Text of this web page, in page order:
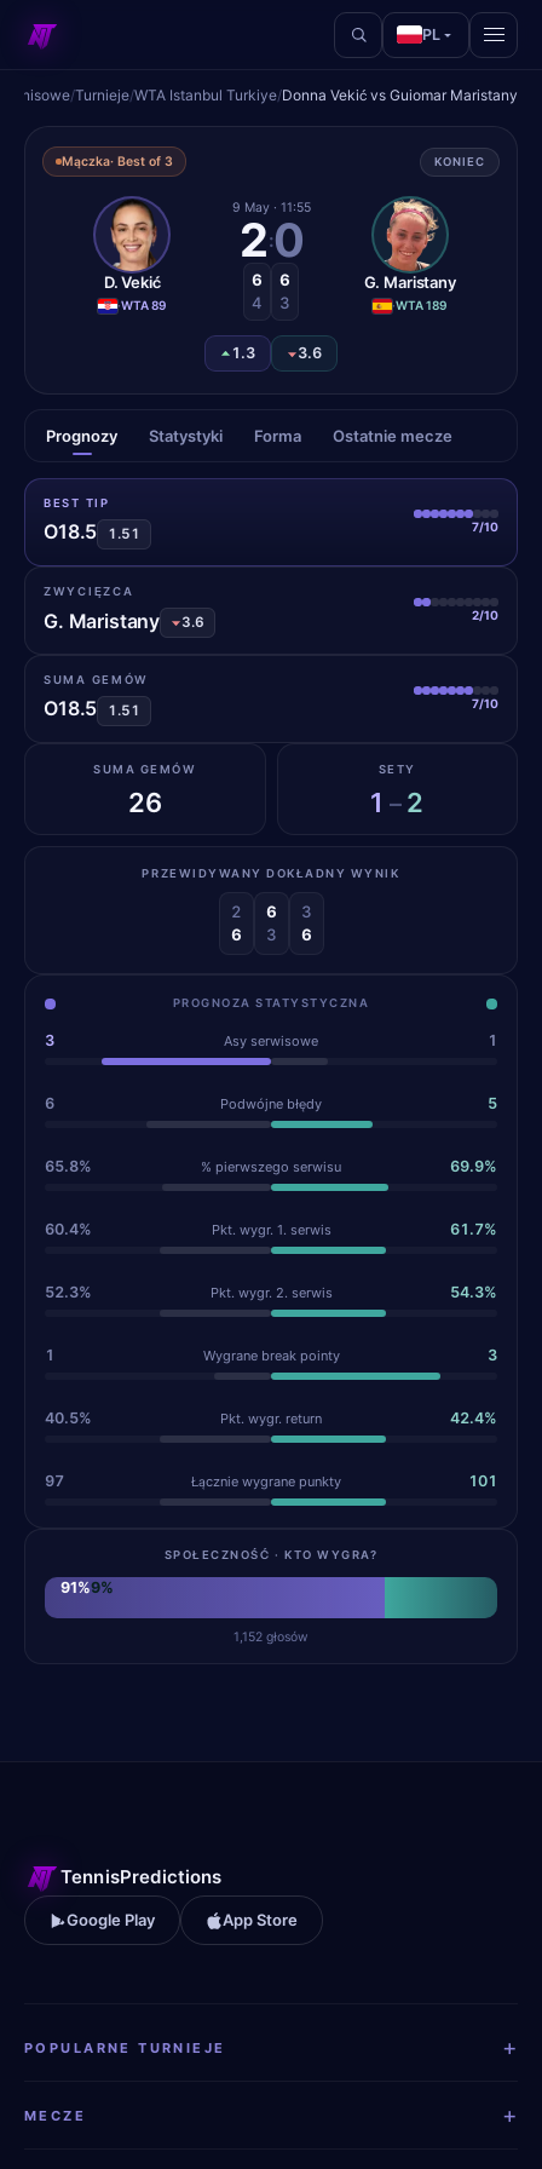
PL
Donna Vekić vs Guiomar
tenisowe/Turnieje/WTA Istanbul Turkiye/Donna Vekić vs Guiomar Maristany
Mączka· Best of 3 KONIEC
D. Vekić
·WTA 89
9 May· 11:55
2:0
6
4
6
3
G. Maristany
·WTA 189
1.3 3.6
Prognozy Statystyki Forma Ostatnie mecze
BEST TIP
O18.5 1.51 7/10
ZWYCIĘZCA
G. Maristany 3.6 2/10
SUMA GEMÓW
O18.5 1.51 7/10
SUMA GEMÓW
26
SETY
1 – 2
PRZEWIDYWANY DOKŁADNY WYNIK
2
6
6
3
3
6
PROGNOZA STATYSTYCZNA
3 Asy serwisowe 1
6 Podwójne błędy 5
65.8% % pierwszego serwisu 69.9%
60.4% Pkt. wygr. 1. serwis 61.7%
52.3% Pkt. wygr. 2. serwis 54.3%
1 Wygrane break pointy 3
40.5% Pkt. wygr. return 42.4%
97 Łącznie wygrane punkty 101
SPOŁECZNOŚĆ · KTO WYGRA?
91%9%
1,152 głosów
TennisPredictions
Google Play App Store
POPULARNE TURNIEJE +
MECZE +